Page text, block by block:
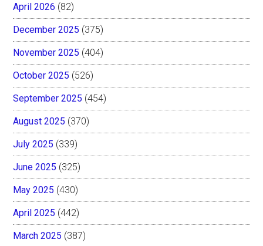
April 2026 (82)
December 2025 (375)
November 2025 (404)
October 2025 (526)
September 2025 (454)
August 2025 (370)
July 2025 (339)
June 2025 (325)
May 2025 (430)
April 2025 (442)
March 2025 (387)